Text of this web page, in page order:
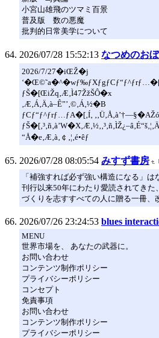
小宮山雄飛のツマミ百景
普及版 数の悪魔
批判的日常美学について
2026/07/28 15:52:13 なつめのお
2026/7/27�iŒŽ�j
ƒŠ�[ŒiŽq‚Æ‚Ì47ŽžŠÔ�x
‚Æ‚Á‚Ä‚à–Ê”’‚©‚Á‚½�B
ƒCƒ“ƒ^ƒrƒ…ƒA�[‚Í‚
“Å�e‚Æ‚à‚￠‚¦‚é•êƒ
2026/07/28 08:05:54 みすず書房
「補強すれば必ず強い構造になる」は
刊行以来50年にわたり愛読されてき
づくりを志すすべての人に贈る一冊、
2026/07/26 23:24:53 blues
MENU
世界市場を、 あなたの武器に。
お問い合わせ
コンテンツ制作ポリシー
プライバシーポリシー
コンセプト
免責事項
お問い合わせ
コンテンツ制作ポリシー
プライバシーポリシー